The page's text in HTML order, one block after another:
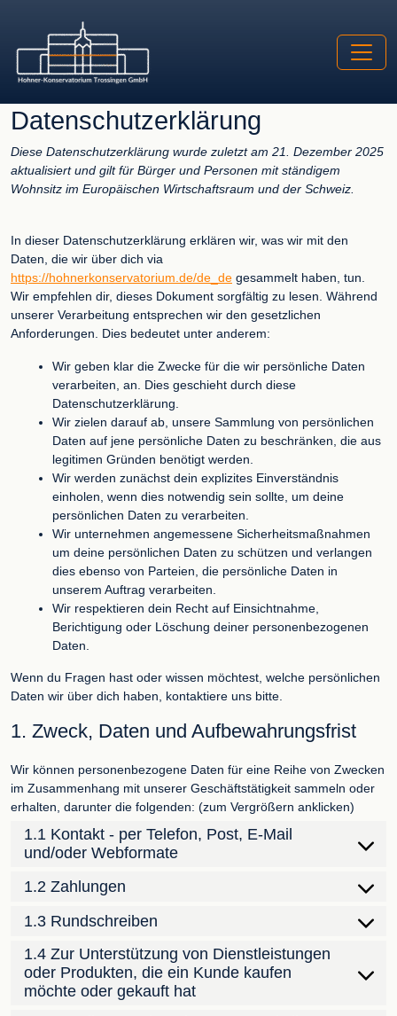
Datenschutzerklärung
Diese Datenschutzerklärung wurde zuletzt am 21. Dezember 2025
aktualisiert und gilt für Bürger und Personen mit ständigem
Wohnsitz im Europäischen Wirtschaftsraum und der Schweiz.
In dieser Datenschutzerklärung erklären wir, was wir mit den
Daten, die wir über dich via
https://hohnerkonservatorium.de/de_de gesammelt haben, tun.
Wir empfehlen dir, dieses Dokument sorgfältig zu lesen. Während
unserer Verarbeitung entsprechen wir den gesetzlichen
Anforderungen. Dies bedeutet unter anderem:
Wir geben klar die Zwecke für die wir persönliche Daten
verarbeiten, an. Dies geschieht durch diese
Datenschutzerklärung.
Wir zielen darauf ab, unsere Sammlung von persönlichen
Daten auf jene persönliche Daten zu beschränken, die aus
legitimen Gründen benötigt werden.
Wir werden zunächst dein explizites Einverständnis
einholen, wenn dies notwendig sein sollte, um deine
persönlichen Daten zu verarbeiten.
Wir unternehmen angemessene Sicherheitsmaßnahmen
um deine persönlichen Daten zu schützen und verlangen
dies ebenso von Parteien, die persönliche Daten in
unserem Auftrag verarbeiten.
Wir respektieren dein Recht auf Einsichtnahme,
Berichtigung oder Löschung deiner personenbezogenen
Daten.
Wenn du Fragen hast oder wissen möchtest, welche persönlichen
Daten wir über dich haben, kontaktiere uns bitte.
1. Zweck, Daten und Aufbewahrungsfrist
Wir können personenbezogene Daten für eine Reihe von Zwecken
im Zusammenhang mit unserer Geschäftstätigkeit sammeln oder
erhalten, darunter die folgenden: (zum Vergrößern anklicken)
1.1 Kontakt - per Telefon, Post, E-Mail
und/oder Webformate
1.2 Zahlungen
1.3 Rundschreiben
1.4 Zur Unterstützung von Dienstleistungen
oder Produkten, die ein Kunde kaufen
möchte oder gekauft hat